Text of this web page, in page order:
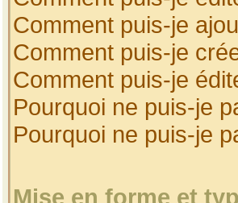
Comment puis-je
Comment puis-je
Comment puis-je
Pourquoi ne puis-je
Pourquoi ne puis-je
Mise en forme et